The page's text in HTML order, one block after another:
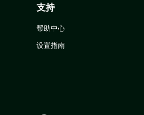
支持
帮助中心
设置指南